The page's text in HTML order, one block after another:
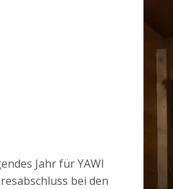
Jahr für YAWI
bei den